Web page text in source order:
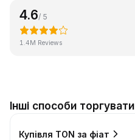
4.6/ 5
1.4M Reviews
Інші способи
Купівля TON за фіат